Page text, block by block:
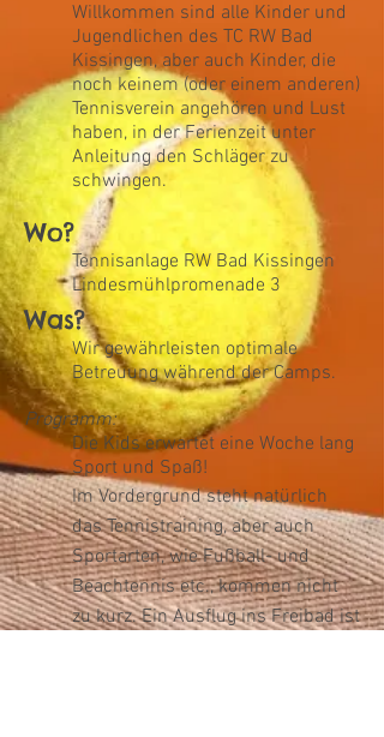
Willkommen sind alle Kinder und
Jugendlichen des TC RW Bad
Kissingen, aber auch Kinder, die
noch keinem (oder einem anderen)
Tennisverein angehören und Lust
haben, in der Ferienzeit unter
Anleitung den Schläger zu
schwingen.
Wo?
Tennisanlage RW Bad Kissingen
Lindesmühlpromenade 3
Was?
Wir gewährleisten optimale
Betreuung während der Camps.
Programm:
Die Kids erwartet eine Woche lang
Sport und Spaß!
Im Vordergrund steht natürlich
das Tennistraining, aber auch
Sportarten, wie Fußball- und
Beachtennis etc., kommen nicht
zu kurz. Ein Ausflug ins Freibad ist